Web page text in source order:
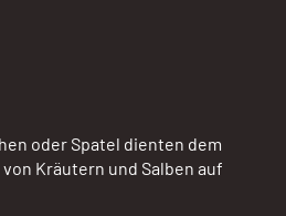
oder Spatel dienten dem
Kräutern und Salben auf